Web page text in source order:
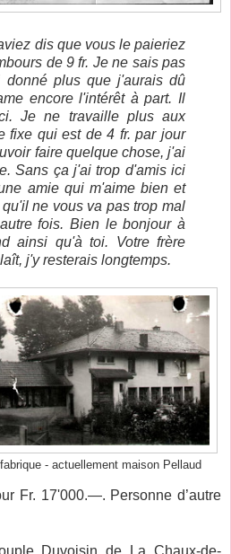
dis que vous le paieriez
de 9 fr. Je ne sais pas
plus que j'aurais dû
encore l'intérêt à part. Il
Je ne travaille plus aux
fixe qui est de 4 fr. par jour
faire quelque chose, j'ai
Sans ça j'ai trop d'amis ici
amie qui m'aime bien et
ne vous va pas trop mal
fois. Bien le bonjour à
ainsi qu'à toi. Votre frère
j'y resterais longtemps.
- actuellement maison Pellaud
Fr. 17'000.—. Personne d’autre